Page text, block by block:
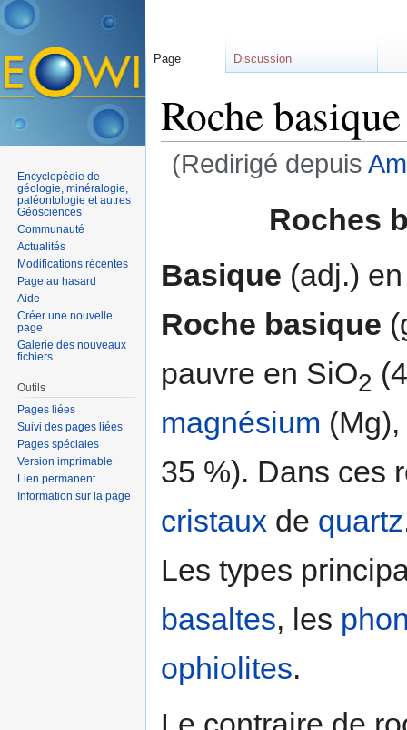
Roche basique
(Redirigé depuis
Roches
Basique (adj.)
Roche basique
pauvre en SiO2
magnésium (Mg),
35 %). Dans ces
cristaux de quartz
Les types
basaltes, les
ophiolites.
Page Discussion
Encyclopédie de
géologie, minéralogie,
paléontologie et autres
Géosciences
Communauté
Actualités
Modifications récentes
Page au hasard
Aide
Créer une nouvelle
page
Galerie des nouveaux
fichiers
Outils
Pages liées
Suivi des pages liées
Pages spéciales
Version imprimable
Lien permanent
Information sur la page